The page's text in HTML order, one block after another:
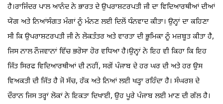
ਹੈ।ਰਾਜਿੰਦਰ ਪਾਲ ਆਨੰਦ ਨੇ ਭਾਰਤ ਦੇ ਉਪਰਾਸ਼ਟਰਪਤੀ ਜੀ ਦਾ ਵਿਦਿਆਰਥੀਆਂ ਦੀਆਂ
ਯੋਗ ਅਤੇ ਨਿਆਂਸੰਗਤ ਮੰਗਾਂ ਨੂੰ ਮੰਨਣ ਲਈ ਦਿਲੋਂ ਧੰਨਵਾਦ ਕੀਤਾ। ਉਨ੍ਹਾਂ ਦਾ ਕਹਿਣਾ
ਸੀ ਕਿ ਉਪਰਾਸ਼ਟਰਪਤੀ ਜੀ ਨੇ ਲੋਕਤੰਤਰ ਅਤੇ ਵਾਰਤਾ ਦੀ ਭੂਮਿਕਾ ਨੂੰ ਮਜ਼ਬੂਤ ਕੀਤਾ ਹੈ,
ਜਿਸ ਨਾਲ ਨੌਜਵਾਨਾਂ ਵਿੱਚ ਭਰੋਸਾ ਹੋਰ ਵਧਿਆ ਹੈ।ਉਨ੍ਹਾਂ ਨੇ ਇਹ ਵੀ ਕਿਹਾ ਕਿ ਇਹ
ਜਿੱਤ ਸਿਰਫ ਵਿਦਿਆਰਥੀਆਂ ਦੀ ਨਹੀਂ, ਸਗੋਂ ਪੰਜਾਬ ਦੇ ਹਰ ਘਰ ਦੀ ਅਤੇ ਹਰ ਉਸ
ਵਿਅਕਤੀ ਦੀ ਜਿੱਤ ਹੈ ਜੋ ਸੱਚ, ਹੱਕ ਅਤੇ ਨਿਆਂ ਲਈ ਖੜ੍ਹਾ ਰਹਿੰਦਾ ਹੈ। ਸੰਘਰਸ਼ ਦੇ
ਦੌਰਾਨ ਜਿਸ ਤਰ੍ਹਾਂ ਲੋਕਾਂ ਨੇ ਇਕਤਾ ਦਿਖਾਈ, ਉਹ ਪੂਰੇ ਪੰਜਾਬ ਲਈ ਮਾਣ ਦੀ ਗੱਲ ਹੈ।